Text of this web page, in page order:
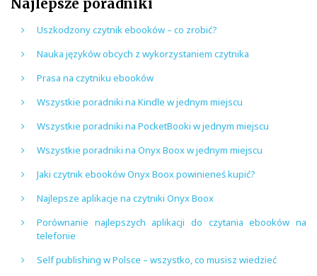
Najlepsze poradniki
Uszkodzony czytnik ebooków – co zrobić?
Nauka języków obcych z wykorzystaniem czytnika
Prasa na czytniku ebooków
Wszystkie poradniki na Kindle w jednym miejscu
Wszystkie poradniki na PocketBooki w jednym miejscu
Wszystkie poradniki na Onyx Boox w jednym miejscu
Jaki czytnik ebooków Onyx Boox powinieneś kupić?
Najlepsze aplikacje na czytniki Onyx Boox
Porównanie najlepszych aplikacji do czytania ebooków na
telefonie
Self publishing w Polsce – wszystko, co musisz wiedzieć